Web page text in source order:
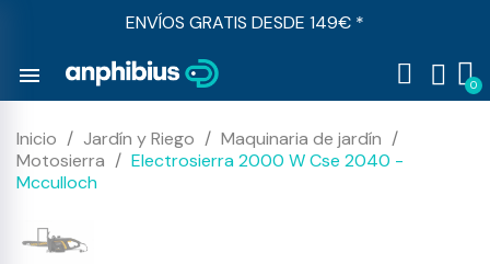
ENVÍOS GRATIS DESDE 149€ *
menu
Inicio Jardín y Riego
Maquinaria de jardín
Motosierra
Electrosierra 2000 W Cse 2040 -
Mcculloch